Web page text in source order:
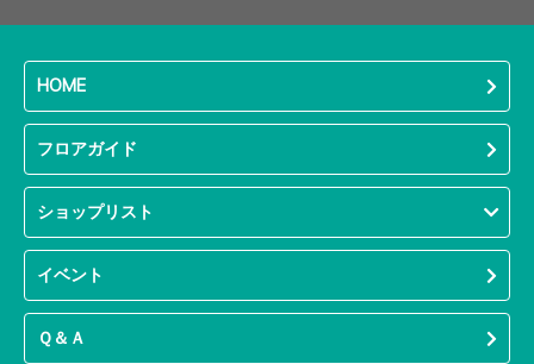
HOME
フロアガイド
ショップリスト
イベント
Ｑ＆Ａ